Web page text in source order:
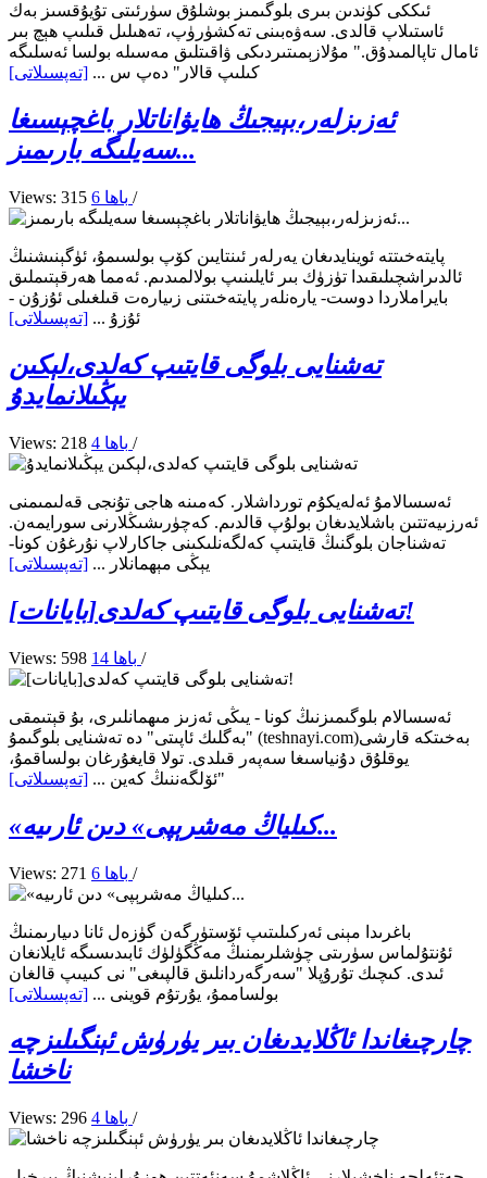
ئىككى كۈندىن بىرى بلوگىمىز بوشلۇق سۈرئىتى تۇيۇقسىز بەك
ئاستىلاپ قالدى. سەۋەبىنى تەكشۈرۈپ، تەھىلىل قىلىپ ھېچ بىر
ئامال تاپالمىدۇق." مۇلازېمىتىردىكى ۋاقىتلىق مەسىلە بولسا ئەسلىگە
كىلىپ قالار" دەپ س ... [تەپسىلاتى]
ئەزىزلەر،بېيجىڭ ھايۋاناتلار باغچېسىغا
سەيلىگە بارىمىز...
Views: 315 /
پايتەخىتتە ئوينايدىغان يەرلەر ئىنتايىن كۆپ بولسىمۇ، ئۈگېنىشنىڭ
ئالدىراشچىلىقىدا تۈزۈك بىر ئايلىنىپ بولالمىدىم. ئەمما ھەرقېتىملىق
بايراملاردا دوست- يارەنلەر پايتەخىتنى زىيارەت قىلغىلى ئۇزۇن -
ئۇزۇ ... [تەپسىلاتى]
تەشنايى بلوگى قايتىپ كەلدى،لېكىن
يېڭىلانمايدۇ
Views: 218 /
ئەسسالامۇ ئەلەيكۇم تورداشلار. كەمىنە ھاجى تۇنجى قەلىمىمنى
ئەرزىيەتتىن باشلايدىغان بولۇپ قالدىم. كەچۈرىشىڭلارنى سورايمەن.
تەشناجان بلوگنىڭ قايتىپ كەلگەنلىكىنى جاكارلاپ نۇرغۇن كونا-
يېڭى مېھمانلار ... [تەپسىلاتى]
[بايانات]تەشنايى بلوگى قايتىپ كەلدى!
Views: 598 /
ئەسسالام بلوگىمىزنىڭ كونا - يىڭى ئەزىز مىھمانلىرى، بۇ قېتىمقى
"بەگلىك ئاپىتى" دە تەشنايى بلوگىمۇ (teshnayi.com)بەخىتكە قارشى
يوقلۇق دۇنياسىغا سەپەر قىلدى. تولا قايغۇرغان بولساقمۇ،
"ئۆلگەننىڭ كەين ... [تەپسىلاتى]
«كىلياڭ مەشرېپى» دىن ئارىيە...
Views: 271 /
باغرىدا مېنى ئەركىلىتىپ ئۆستۈرگەن گۈزەل ئانا دىيارىمنىڭ
ئۇنتۇلماس سۈرىتى چۈشلرىمنىڭ مەڭگۈلۈك ئابىدىسىگە ئايلانغان
ئىدى. كىچىك تۇرۇپلا "سەرگەردانلىق قالپىغى" نى كىيىپ قالغان
بولساممۇ، يۇرتۇم قوينى ... [تەپسىلاتى]
چارچىغاندا ئاڭلايدىغان بىر يۈرۈش ئېنگىلىزچە
ناخشا
Views: 296 /